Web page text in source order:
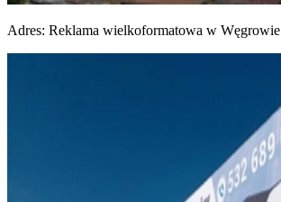
Adres: Reklama wielkoformatowa w Węgrowie